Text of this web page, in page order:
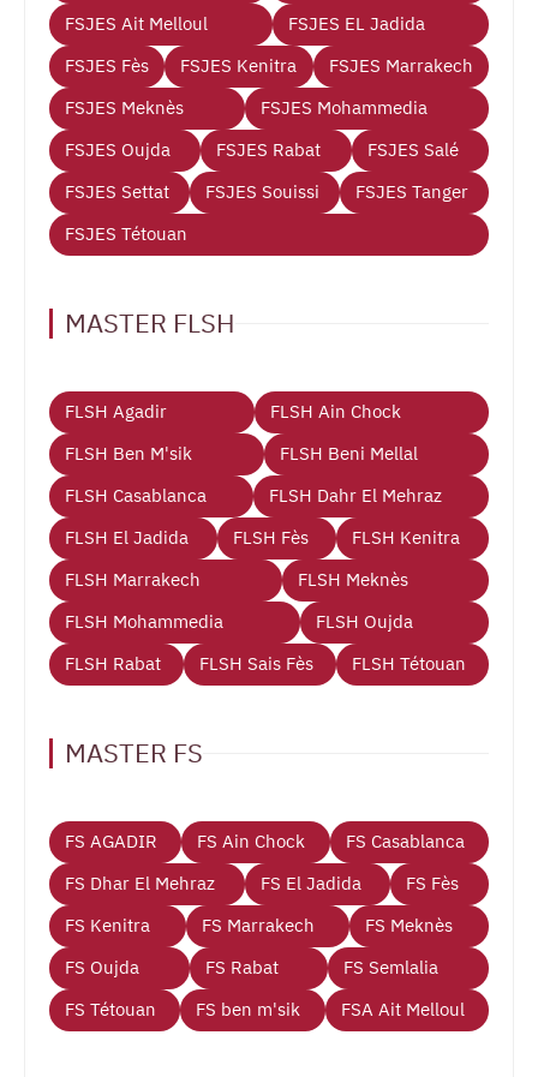
FSJES Ait Melloul
FSJES EL Jadida
FSJES Fès
FSJES Kenitra
FSJES Marrakech
FSJES Meknès
FSJES Mohammedia
FSJES Oujda
FSJES Rabat
FSJES Salé
FSJES Settat
FSJES Souissi
FSJES Tanger
FSJES Tétouan
MASTER FLSH
FLSH Agadir
FLSH Ain Chock
FLSH Ben M'sik
FLSH Beni Mellal
FLSH Casablanca
FLSH Dahr El Mehraz
FLSH El Jadida
FLSH Fès
FLSH Kenitra
FLSH Marrakech
FLSH Meknès
FLSH Mohammedia
FLSH Oujda
FLSH Rabat
FLSH Sais Fès FLSH Tétouan
MASTER FS
FS AGADIR FS Ain Chock
FS Casablanca
FS Dhar El Mehraz
FS El Jadida
FS Fès
FS Kenitra
FS Marrakech
FS Meknès
FS Oujda
FS Rabat
FS Semlalia
FS Tétouan
FS ben m'sik FSA Ait Melloul